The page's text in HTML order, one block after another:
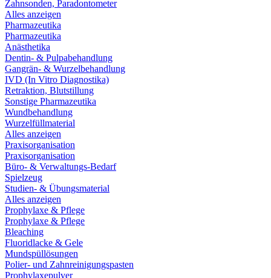
Zahnsonden, Paradontometer
Alles anzeigen
Pharmazeutika
Pharmazeutika
Anästhetika
Dentin- & Pulpabehandlung
Gangrän- & Wurzelbehandlung
IVD (In Vitro Diagnostika)
Retraktion, Blutstillung
Sonstige Pharmazeutika
Wundbehandlung
Wurzelfüllmaterial
Alles anzeigen
Praxisorganisation
Praxisorganisation
Büro- & Verwaltungs-Bedarf
Spielzeug
Studien- & Übungsmaterial
Alles anzeigen
Prophylaxe & Pflege
Prophylaxe & Pflege
Bleaching
Fluoridlacke & Gele
Mundspüllösungen
Polier- und Zahnreinigungspasten
Prophylaxepulver